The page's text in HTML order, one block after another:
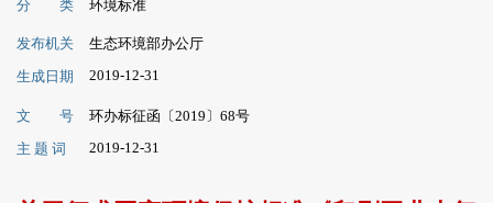
分 类 环境标准
发布机关
生态环境部办公厅
生成日期
2019-12-31
文 号
环办标征函〔2019〕68号
主 题 词
2019-12-31